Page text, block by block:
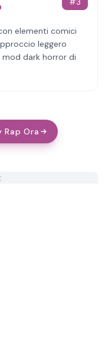
elementi comici
leggero
dark horror di
Rap Ora